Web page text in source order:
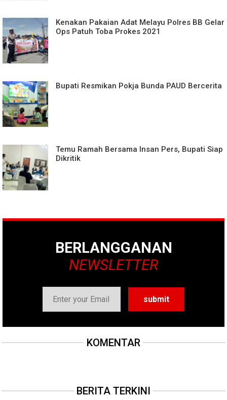
Kenakan Pakaian Adat Melayu Polres BB Gelar
Ops Patuh Toba Prokes 2021
Bupati Resmikan Pokja Bunda PAUD Bercerita
Temu Ramah Bersama Insan Pers, Bupati Siap
Dikritik
BERLANGGANAN
NEWSLETTER
KOMENTAR
BERITA TERKINI